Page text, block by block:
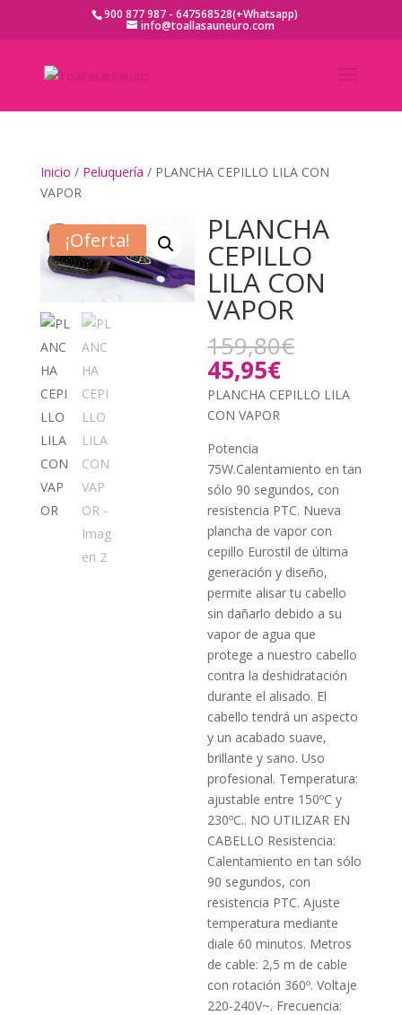
900 877 987 - 647568528(+Whatsapp)
info@toallasauneuro.com
Inicio / Peluquería / PLANCHA CEPILLO LILA CON
VAPOR
¡Oferta! PLANCHA
CEPILLO
LILA CON
VAPOR
159,80€
original
era:
45,95€El
precio
actual
PLANCHA CEPILLO LILA
CON VAPOR
Potencia
75W.Calentamiento en tan
sólo 90 segundos, con
resistencia PTC. Nueva
plancha de vapor con
cepillo Eurostil de última
generación y diseño,
permite alisar tu cabello
sin dañarlo debido a su
vapor de agua que
protege a nuestro cabello
contra la deshidratación
durante el alisado. El
cabello tendrá un aspecto
y un acabado suave,
brillante y sano. Uso
profesional. Temperatura:
ajustable entre 150ºC y
230ºC.. NO UTILIZAR EN
CABELLO Resistencia:
Calentamiento en tan sólo
90 segundos, con
resistencia PTC. Ajuste
temperatura mediante
diale 60 minutos. Metros
de cable: 2,5 m de cable
con rotación 360º. Voltaje
220-240V~. Frecuencia: